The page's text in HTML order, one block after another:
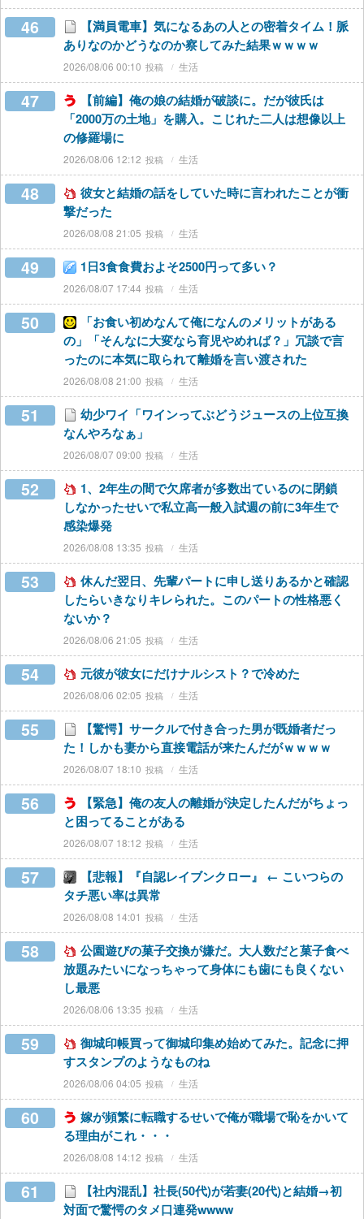
46
【満員電車】気になるあの人との密着タイム！脈
ありなのかどうなのか察してみた結果ｗｗｗｗ
2026/08/06 00:10 生活
47
【前編】俺の娘の結婚が破談に。だが彼氏は
「2000万の土地」を購入。こじれた二人は想像以上
の修羅場に
2026/08/06 12:12 生活
48
彼女と結婚の話をしていた時に言われたことが衝
撃だった
2026/08/08 21:05 生活
49 1日3食食費およそ2500円って多い？
2026/08/07 17:44 生活
50
「お食い初めなんて俺になんのメリットがある
の」「そんなに大変なら育児やめれば？」冗談で言
ったのに本気に取られて離婚を言い渡された
2026/08/08 21:00 生活
51
幼少ワイ「ワインってぶどうジュースの上位互換
なんやろなぁ」
2026/08/07 09:00 生活
52
1、2年生の間で欠席者が多数出ているのに閉鎖
しなかったせいで私立高一般入試週の前に3年生で
感染爆発
2026/08/08 13:35 生活
53
休んだ翌日、先輩パートに申し送りあるかと確認
したらいきなりキレられた。このパートの性格悪く
ないか？
2026/08/06 21:05 生活
54 元彼が彼女にだけナルシスト？で冷めた
2026/08/06 02:05 生活
55
【驚愕】サークルで付き合った男が既婚者だっ
た！しかも妻から直接電話が来たんだがｗｗｗｗ
2026/08/07 18:10 生活
56
【緊急】俺の友人の離婚が決定したんだがちょっ
と困ってることがある
2026/08/07 18:12 生活
57
【悲報】『自認レイブンクロー』 ← こいつらの
タチ悪い率は異常
2026/08/08 14:01 生活
58
公園遊びの菓子交換が嫌だ。大人数だと菓子食べ
放題みたいになっちゃって身体にも歯にも良くない
し最悪
2026/08/06 13:35 生活
59
御城印帳買って御城印集め始めてみた。記念に押
すスタンプのようなものね
2026/08/06 04:05 生活
60
嫁が頻繁に転職するせいで俺が職場で恥をかいて
る理由がこれ・・・
2026/08/08 14:12 生活
61
【社内混乱】社長(50代)が若妻(20代)と結婚→初
対面で驚愕のタメ口連発wwww